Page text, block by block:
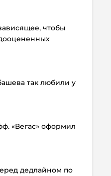
чтобы
так любили у
«Вегас» оформил
дедлайном по